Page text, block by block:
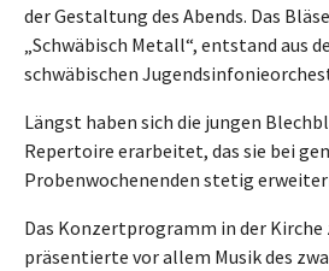
der Gestaltung des Abends. Das
„Schwäbisch Metall“, entstand aus
schwäbischen
Längst haben sich die jungen
Repertoire erarbeitet, das sie bei
Probenwochenenden stetig
Das Konzertprogramm in der Kirche
präsentierte vor allem Musik des